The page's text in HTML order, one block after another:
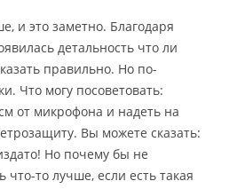
и это заметно. Благодаря
детальность что ли
правильно. Но по-
Что могу посоветовать:
от микрофона и надеть на
Вы можете сказать:
Но почему бы не
что-то лучше, если есть такая